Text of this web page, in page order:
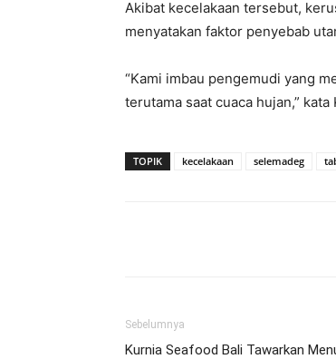
Akibat kecelakaan tersebut,
menyatakan faktor penyebab
“Kami imbau pengemudi yang
terutama saat cuaca hujan,” kata
TOPIK kecelakaan selemadeg
Sebelumnya
Kurnia Seafood Bali Tawarkan